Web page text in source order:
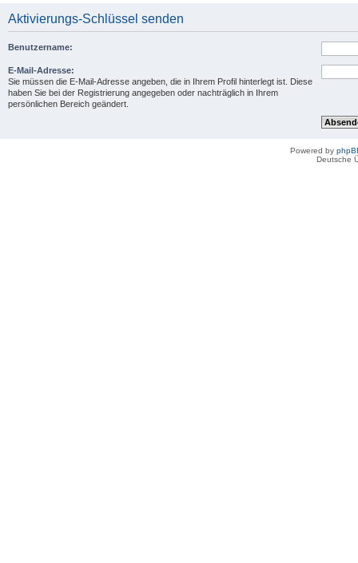
Aktivierungs-Schlüssel senden
Benutzername:
E-Mail-Adresse:
Sie müssen die E-Mail-Adresse angeben, die in Ihrem Profil hinterlegt ist. Diese
haben Sie bei der Registrierung angegeben oder nachträglich in Ihrem
persönlichen Bereich geändert.
Powered by
Deutsche